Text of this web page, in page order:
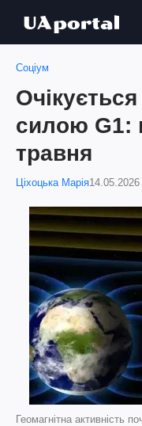
Соціум
силою G1:
травня
Ціхоцька Марія
Геомагнітна активність